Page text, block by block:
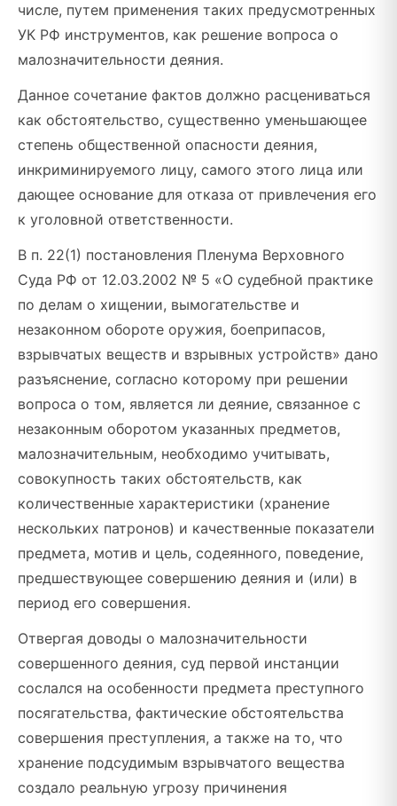
числе, путем применения таких предусмотренных
УК РФ инструментов, как решение вопроса о
малозначительности деяния.
Данное сочетание фактов должно расцениваться
как обстоятельство, существенно уменьшающее
степень общественной опасности деяния,
инкриминируемого лицу, самого этого лица или
дающее основание для отказа от привлечения его
к уголовной ответственности.
В п. 22(1) постановления Пленума Верховного
Суда РФ от 12.03.2002 № 5 «О судебной практике
по делам о хищении, вымогательстве и
незаконном обороте оружия, боеприпасов,
взрывчатых веществ и взрывных устройств» дано
разъяснение, согласно которому при решении
вопроса о том, является ли деяние, связанное с
незаконным оборотом указанных предметов,
малозначительным, необходимо учитывать,
совокупность таких обстоятельств, как
количественные характеристики (хранение
нескольких патронов) и качественные показатели
предмета, мотив и цель, содеянного, поведение,
предшествующее совершению деяния и (или) в
период его совершения.
Отвергая доводы о малозначительности
совершенного деяния, суд первой инстанции
сослался на особенности предмета преступного
посягательства, фактические обстоятельства
совершения преступления, а также на то, что
хранение подсудимым взрывчатого вещества
создало реальную угрозу причинения